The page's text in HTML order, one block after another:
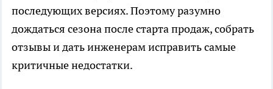
последующих версиях. Поэтому разумно
дождаться сезона после старта продаж, собрать
отзывы и дать инженерам исправить самые
критичные недостатки.